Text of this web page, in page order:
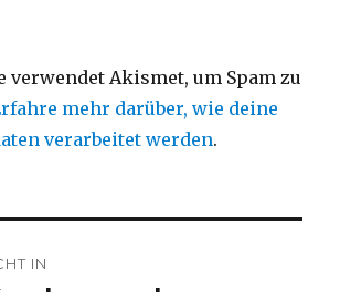
verwendet Akismet, um Spam zu
mehr darüber, wie deine
verarbeitet werden.
IN